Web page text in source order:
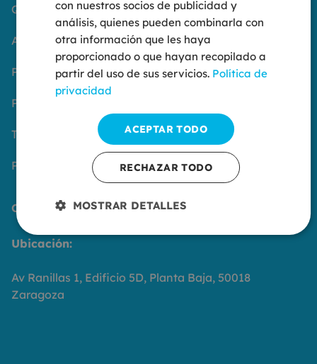
Quiénes somos
Aviso Legal
Política de privacidad
Política de cookies
Trabaja con nosotros
Portal del empleado
Contáctanos
Ubicación:
Av Ranillas 1, Edificio 5D, Planta Baja, 50018
Zaragoza
con nuestros socios de publicidad y
análisis, quienes pueden combinarla con
otra información que les haya
proporcionado o que hayan recopilado a
partir del uso de sus servicios. Política de
privacidad
ACEPTAR TODO
RECHAZAR TODO
MOSTRAR DETALLES